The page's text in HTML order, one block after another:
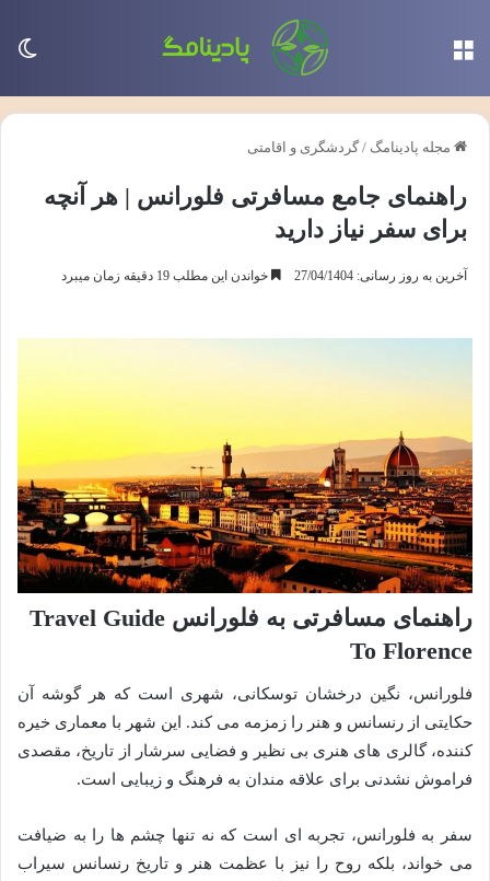
مجله پادینامگ / گردشگری و اقامتی
راهنمای جامع مسافرتی فلورانس | هر آنچه
برای سفر نیاز دارید
آخرین به روز رسانی: 27/04/1404 خواندن این مطلب 19 دقیقه زمان میبرد
راهنمای مسافرتی به فلورانس Travel Guide
To Florence
فلورانس، نگین درخشان توسکانی، شهری است که هر گوشه آن
حکایتی از رنسانس و هنر را زمزمه می کند. این شهر با معماری خیره
کننده، گالری های هنری بی نظیر و فضایی سرشار از تاریخ، مقصدی
فراموش نشدنی برای علاقه مندان به فرهنگ و زیبایی است.
سفر به فلورانس، تجربه ای است که نه تنها چشم ها را به ضیافت
می خواند، بلکه روح را نیز با عظمت هنر و تاریخ رنسانس سیراب